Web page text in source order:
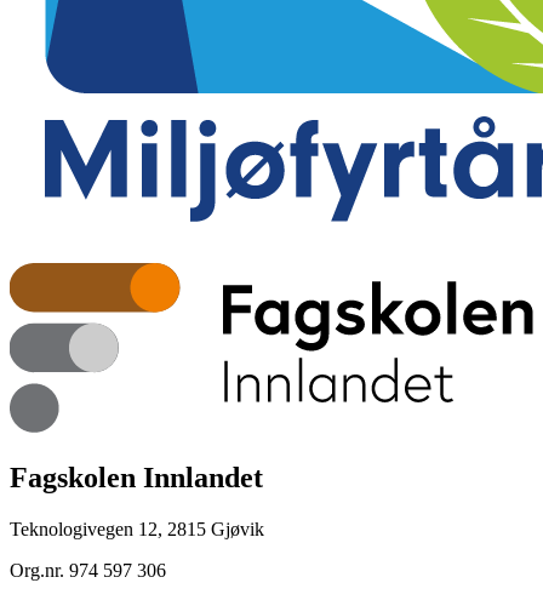
Fagskolen Innlandet
Teknologivegen 12, 2815 Gjøvik
Org.nr. 974 597 306